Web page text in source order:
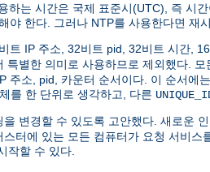
는 시간은 국제 표준시(UTC), 즉 시
한다. 그러나 NTP를 사용한다면 재
IP 주소, 32비트 pid, 32비트 시간,
특별한 의미로 사용하므로 제외했다.
소, pid, 카운터 순서이다. 이 순서에
를 한 단위로 생각하고, 다른
변경할 수 있도록 고안했다. 새로운
터에 있는 모든 컴퓨터가 요청 서비스
작할 수 있다.